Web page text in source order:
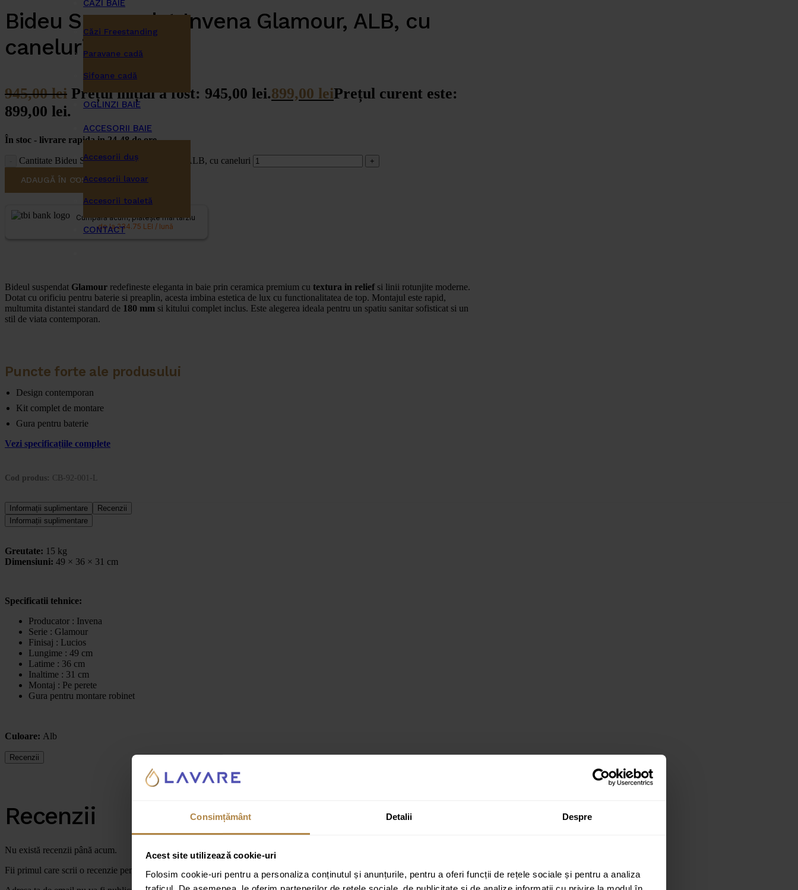
Consimțământ Detalii Despre
Acest site utilizează cookie-uri
Folosim cookie-uri pentru a personaliza conținutul și anunțurile, pentru a oferi funcții de rețele sociale și pentru a analiza
CĂZI BAIE
Căzi Freestanding
Paravane cadă
Sifoane cadă
OGLINZI BAIE
ACCESORII BAIE
Accesorii duş
Accesorii lavoar
Accesorii toaletă
CONTACT
Bideu Suspendat Invena Glamour, ALB, cu
caneluri
945,00lei Prețul inițial a fost: 945,00 lei.899,00 leiPrețul curent este:
899,00 lei.
În stoc - livrare rapida in 24-48 de ore
Cantitate Bideu Suspendat Invena Glamour, ALB, cu caneluri
ADAUGĂ ÎN COȘ
Cumpără acum, plătește mai târziu
de la 234.75 LEI / lună
Bideul suspendat Glamour redefineste eleganta in baie prin ceramica premium cu textura in reliefsi linii rotunjite moderne.
Dotat cu orificiu pentru baterie si preaplin, acesta imbina estetica de lux cu functionalitatea de top. Montajul este rapid,
multumita distantei standard de 180 mm si kitului complet inclus. Este alegerea ideala pentru un spatiu sanitar sofisticat si un
stil de viata contemporan.
Puncte forte ale produsului
Design contemporan
Kit complet de montare
Gura pentru baterie
Vezi specificațiile complete
Cod produs: CB-92-001-L
Informații suplimentare
Recenzii
Informații suplimentare
Greutate: 15 kg
Dimensiuni: 49 × 36 × 31 cm
Specificatii tehnice:
Producator : Invena
Serie : Glamour
Finisaj : Lucios
Lungime : 49 cm
Latime : 36 cm
Inaltime : 31 cm
Montaj : Pe perete
Gura pentru montare robinet
Culoare: Alb
Recenzii
Recenzii
Nu există recenzii până acum.
Fii primul care scrii o recenzie pentru „Bideu Suspendat Invena Glamour, ALB, cu caneluri”